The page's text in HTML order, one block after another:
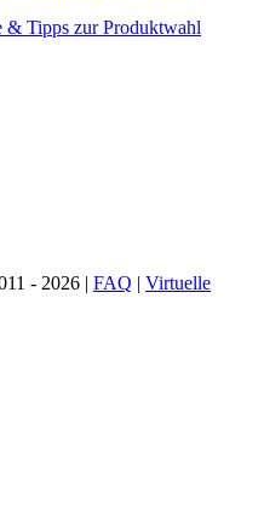
Tipps zur Produktwahl
- 2026 | FAQ | Virtuelle